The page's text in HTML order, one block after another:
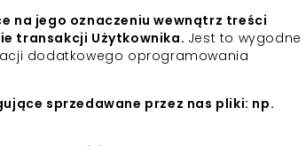
na jego oznaczeniu wewnątrz treści
transakcji Użytkownika. Jest to wygodne
dodatkowego oprogramowania
sprzedawane przez nas pliki: np.